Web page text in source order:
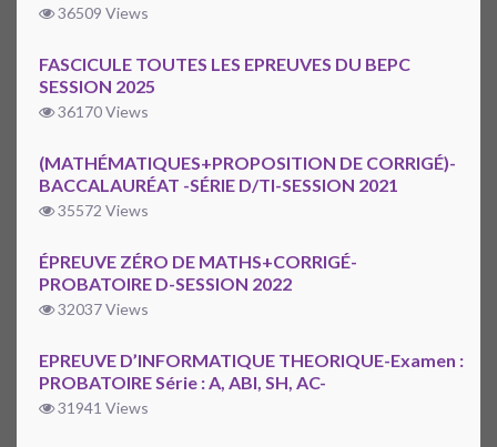
36509 Views
FASCICULE TOUTES LES EPREUVES DU BEPC
SESSION 2025
36170 Views
(MATHÉMATIQUES+PROPOSITION DE CORRIGÉ)-
BACCALAURÉAT -SÉRIE D/TI-SESSION 2021
35572 Views
ÉPREUVE ZÉRO DE MATHS+CORRIGÉ-
PROBATOIRE D-SESSION 2022
32037 Views
EPREUVE D’INFORMATIQUE THEORIQUE-Examen :
PROBATOIRE Série : A, ABI, SH, AC-
31941 Views